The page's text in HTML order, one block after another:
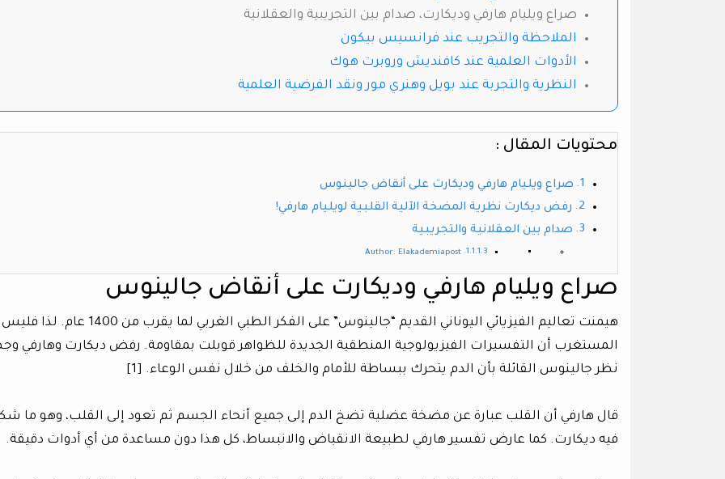
صراع ويليام هارفي وديكارت، صدام بين التجريبية والعقلانية
الملاحظة والتجريب عند فرانسيس بيكون
الأدوات العلمية عند كافنديش وروبرت هوك
النظرية والتجربة عند بويل وهنري مور ونقد الفرضية العلمية
محتويات المقال :
صراع ويليام هارفي وديكارت على أنقاض جالينوس
رفض ديكارت نظرية المضخة الآلية القلبية لويليام هارفي!
صدام بين العقلانية والتجريبية
Author: Elakademiapost
صراع ويليام هارفي وديكارت على أنقاض جالينوس
هيمنت تعاليم الفيزيائي اليوناني القديم “جالينوس” على الفكر الطبي الغربي لما يقرب
المستغرب أن التفسيرات الفيزيولوجية المنطقية الجديدة للظواهر قوبلت بمقاومة. رفض ديكارت وهارفي
نظر جالينوس القائلة بأن الدم يتحرك ببساطة للأمام والخلف من خلال نفس الوعاء. [1]
قال هارفي أن القلب عبارة عن مضخة عضلية تضخ الدم إلى جميع أنحاء الجسم ثم تعود إلى القلب، وهو ما
فيه ديكارت. كما عارض تفسير هارفي لطبيعة الانقباض والانبساط، كل هذا دون مساعدة من أي أدوات دقيقة.